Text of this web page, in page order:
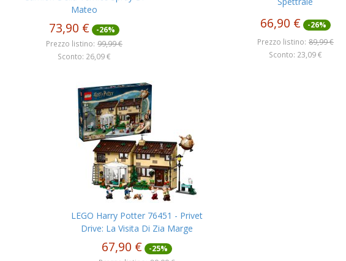
Mateo
73,90 € -26%
Prezzo listino: 99,99 €
Sconto: 26,09 €
66,90 € -26%
Prezzo listino: 89,99 €
Sconto: 23,09 €
LEGO Harry Potter 76451 - Privet
Drive: La Visita Di Zia Marge
67,90 € -25%